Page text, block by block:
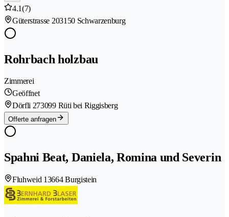
4.1(7)
Güterstrasse 203150 Schwarzenburg
Rohrbach holzbau
Zimmerei
Geöffnet
Dörfli 273099 Rüti bei Riggisberg
Offerte anfragen
Spahni Beat, Daniela, Romina und Severin
Fluhweid 13664 Burgistein